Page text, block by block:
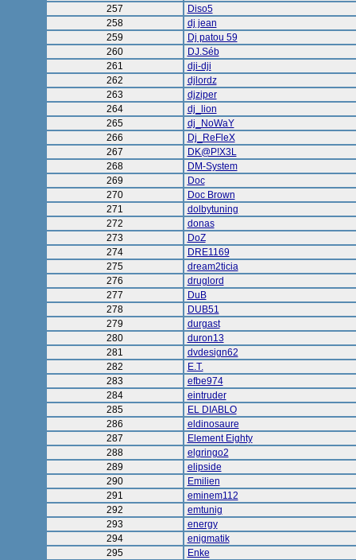
257
Diso5
258
dj jean
259
Dj patou 59
260
DJ.Séb
261
dji-dji
262
djlordz
263
djziper
264
dj_lion
265
dj_NoWaY
266
Dj_ReFleX
267
DK@P!X3L
268
DM-System
269
Doc
270
Doc Brown
271
dolbytuning
272
donas
273
DoZ
274
DRE1169
275
dream2ticia
276
druglord
277
DuB
278
DUB51
279
durgast
280
duron13
281
dvdesign62
282
E.T.
283
efbe974
284
eintruder
285
EL DIABLO
286
eldinosaure
287
Element Eighty
288
elgringo2
289
elipside
290
Emilien
291
eminem112
292
emtunig
293
energy
294
enigmatik
295
Enke